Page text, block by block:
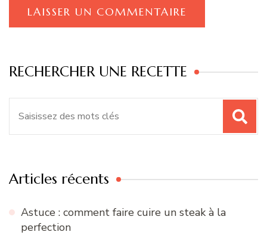
RECHERCHER UNE RECETTE
Articles récents
Astuce : comment faire cuire un steak à la
perfection